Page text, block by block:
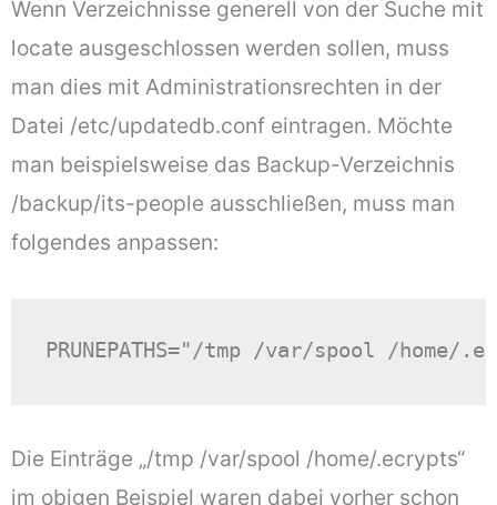
Wenn Verzeichnisse generell von der Suche mit
locate ausgeschlossen werden sollen, muss
man dies mit Administrationsrechten in der
Datei /etc/updatedb.conf eintragen. Möchte
man beispielsweise das Backup-Verzeichnis
/backup/its-people ausschließen, muss man
folgendes anpassen:
PRUNEPATHS="/tmp /var/spool /
Die Einträge „/tmp /var/spool /home/.ecrypts“
im obigen Beispiel waren dabei vorher schon